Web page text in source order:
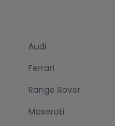
Audi
Ferrari
Range Rover
Maserati